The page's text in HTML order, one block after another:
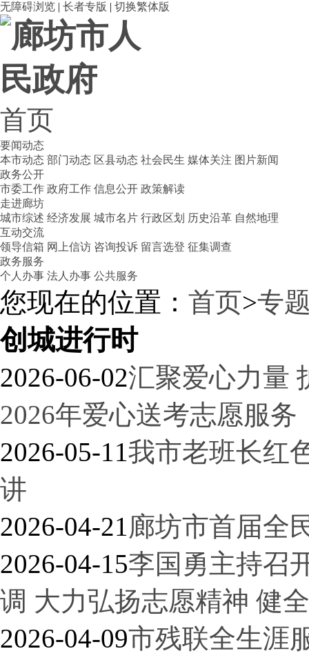
无障碍浏览 | 长者专版 | 切换繁体版
首页
要闻动态
本市动态 部门动态 区县动态 社会民生 媒体关注 图片新闻
政务公开
市委工作 政府工作 信息公开 政策解读
走进廊坊
城市综述 经济发展 城市名片 行政区划 历史沿革 自然地理
互动交流
领导信箱 网上信访 咨询投诉 留言选登 征集调查
政务服务
个人办事 法人办事 公共服务
您现在的位置： 首页>专
创城进行时
2026-06-02汇聚爱心力量
2026年爱心送考志愿服务
2026-05-11我市老班长红
讲
2026-04-21廊坊市首届全
2026-04-15李国勇主持召
调 大力弘扬志愿精神 健
2026-04-09市残联全生涯